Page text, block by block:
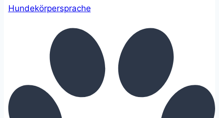
Hundekörpersprache